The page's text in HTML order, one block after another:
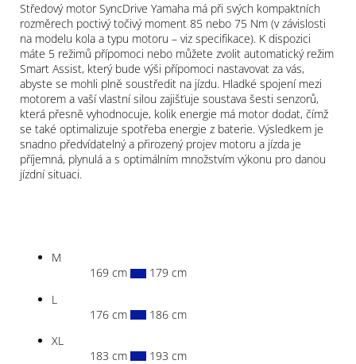
Středový motor SyncDrive Yamaha má při svých kompaktních
rozměrech poctivý točivý moment 85 nebo 75 Nm (v závislosti
na modelu kola a typu motoru – viz specifikace). K dispozici
máte 5 režimů přípomoci nebo můžete zvolit automatický režim
Smart Assist, který bude výši přípomoci nastavovat za vás,
abyste se mohli plně soustředit na jízdu. Hladké spojení mezi
motorem a vaší vlastní silou zajišťuje soustava šesti senzorů,
která přesně vyhodnocuje, kolik energie má motor dodat, čímž
se také optimalizuje spotřeba energie z baterie. Výsledkem je
snadno předvídatelný a přirozený projev motoru a jízda je
příjemná, plynulá a s optimálním množstvím výkonu pro danou
jízdní situaci.
M
169 cm
179 cm
L
176 cm
186 cm
XL
183 cm
193 cm